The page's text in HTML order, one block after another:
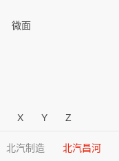
微面
X Y Z
北汽制造 北汽昌河